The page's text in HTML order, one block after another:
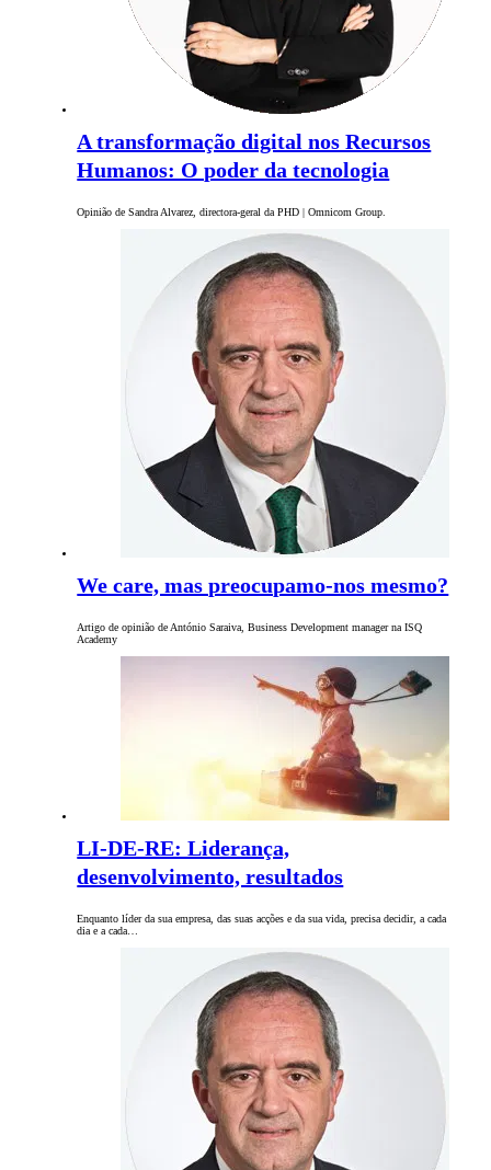
A transformação digital nos Recursos
Humanos: O poder da tecnologia
Opinião de Sandra Alvarez, directora-geral da PHD | Omnicom Group.
We care, mas preocupamo-nos mesmo?
Artigo de opinião de António Saraiva, Business Development manager na ISQ
Academy
LI-DE-RE: Liderança,
desenvolvimento, resultados
Enquanto líder da sua empresa, das suas acções e da sua vida, precisa decidir, a cada
dia e a cada…